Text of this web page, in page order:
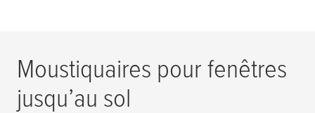
Moustiquaires pour fenêtres
jusqu’au sol